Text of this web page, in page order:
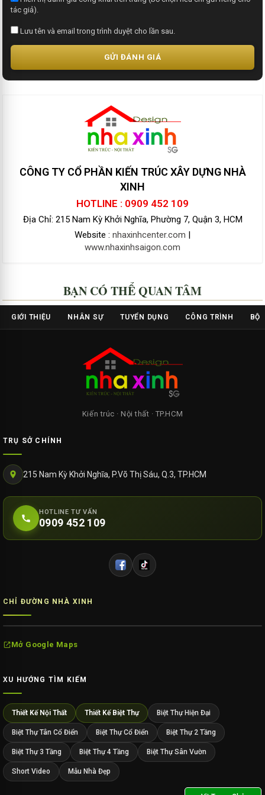
tác giả).
Lưu tên và email trong trình duyệt cho lần sau.
GỬI ĐÁNH GIÁ
CÔNG TY CỔ PHẦN KIẾN TRÚC XÂY DỰNG NHÀ
XINH
HOTLINE : 0909 452 109
Địa Chỉ: 215 Nam Kỳ Khởi Nghĩa, Phường 7, Quận 3, HCM
Website : nhaxinhcenter.com
www.nhaxinhsaigon.com
BẠN CÓ THỂ QUAN TÂM
GIỚI THIỆU NHÂN SỰ TUYỂN DỤNG CÔNG TRÌNH BỘ
Kiến trúc · Nội thất · TP.HCM
TRỤ SỞ CHÍNH
215 Nam Kỳ Khởi Nghĩa, P.Võ Thị Sáu, Q.3, TP.HCM
HOTLINE TƯ VẤN
0909 452 109
CHỈ ĐƯỜNG NHÀ XINH
Mở Google Maps
XU HƯỚNG TÌM KIẾM
Thiết Kế Nội Thất Thiết Kế Biệt Thự Biệt Thự Hiện Đại
Biệt Thự Tân Cổ Điển Biệt Thự Cổ Điển Biệt Thự 2 Tầng
Biệt Thự 3 Tầng Biệt Thự 4 Tầng Biệt Thự Sân Vườn
Short Video Mẫu Nhà Đẹp